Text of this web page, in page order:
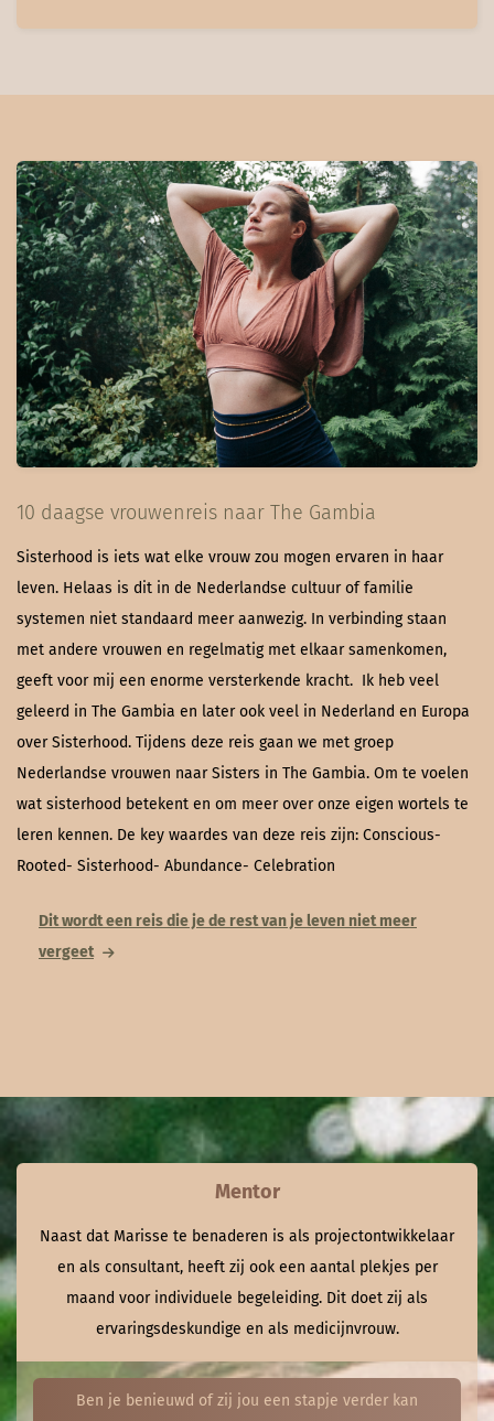
10 daagse vrouwenreis naar The Gambia
Sisterhood is iets wat elke vrouw zou mogen ervaren in haar
leven. Helaas is dit in de Nederlandse cultuur of familie
systemen niet standaard meer aanwezig. In verbinding staan
met andere vrouwen en regelmatig met elkaar samenkomen,
geeft voor mij een enorme versterkende kracht. Ik heb veel
geleerd in The Gambia en later ook veel in Nederland en Europa
over Sisterhood. Tijdens deze reis gaan we met groep
Nederlandse vrouwen naar Sisters in The Gambia. Om te voelen
wat sisterhood betekent en om meer over onze eigen wortels te
leren kennen. De key waardes van deze reis zijn: Conscious-
Rooted- Sisterhood- Abundance- Celebration
Dit wordt een reis die je de rest van je leven niet meer
vergeet
Mentor
Naast dat Marisse te benaderen is als projectontwikkelaar
en als consultant, heeft zij ook een aantal plekjes per
maand voor individuele begeleiding. Dit doet zij als
ervaringsdeskundige en als medicijnvrouw.
Ben je benieuwd of zij jou een stapje verder kan